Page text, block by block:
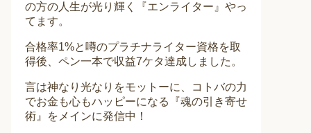
の方の人生が光り輝く『エンライター』やっ
てます。
合格率1%と噂のプラチナライター資格を取
得後、ペン一本で収益7ケタ達成しました。
言は神なり光なりをモットーに、コトバの力
でお金も心もハッピーになる『魂の引き寄せ
術』をメインに発信中！